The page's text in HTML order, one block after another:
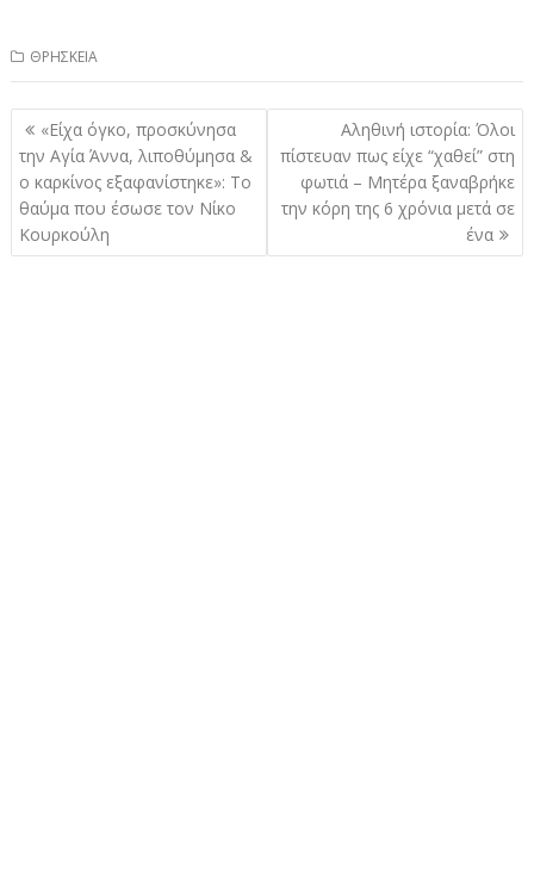
ΘΡΗΣΚΕΙΑ
Πλοήγηση
άρθρων
«Είχα όγκο, προσκύνησα
την Αγία Άννα, λιποθύμησα &
ο καρκίvoς εξαφανίστηκε»: Το
θαύμα που έσωσε τον Νίκο
Κουρκούλη
Αληθινή ιστορία: Όλοι
πίστευαν πως είχε “χαθεί” στη
φωτιά – Μητέρα ξαναβρήκε
την κόρη της 6 χρόνια μετά σε
ένα